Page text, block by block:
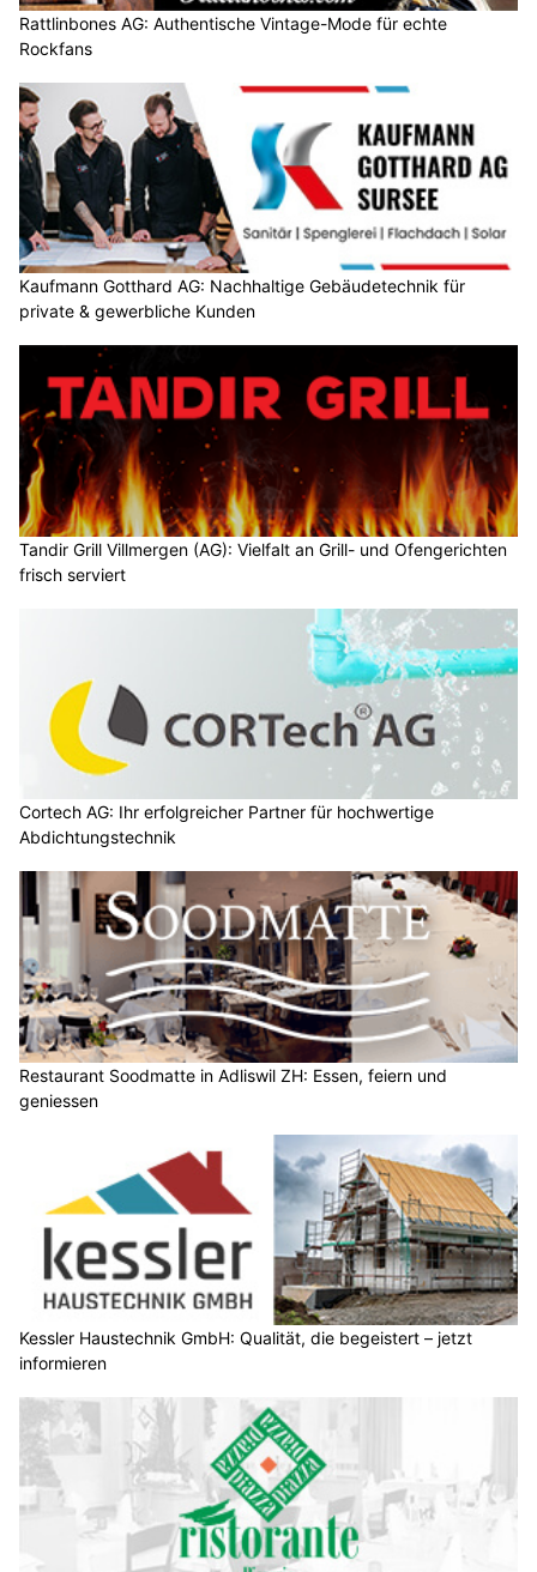
Rattlinbones AG: Authentische Vintage-Mode für echte
Rockfans
Kaufmann Gotthard AG: Nachhaltige Gebäudetechnik für
private & gewerbliche Kunden
Tandir Grill Villmergen (AG): Vielfalt an Grill- und Ofengerichten
frisch serviert
Cortech AG: Ihr erfolgreicher Partner für hochwertige
Abdichtungstechnik
Restaurant Soodmatte in Adliswil ZH: Essen, feiern und
geniessen
Kessler Haustechnik GmbH: Qualität, die begeistert – jetzt
informieren